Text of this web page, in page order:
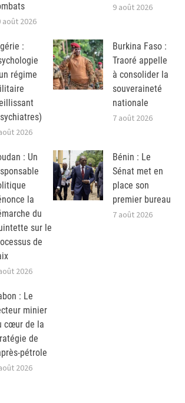
août 2026
9 août 2026
:
régime
2026
Burkina Faso :
Traoré appelle
à consolider la
souveraineté
nationale
7 août 2026
: Un
la
du
sur le
de
2026
Bénin : Le
Sénat met en
place son
premier bureau
7 août 2026
: Le
minier
cœur de la
de
pétrole
2026